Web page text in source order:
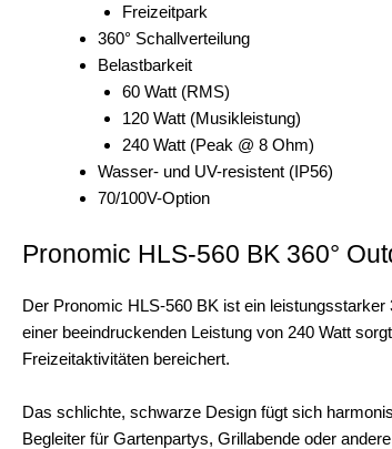
Freizeitpark
360° Schallverteilung
Belastbarkeit
60 Watt (RMS)
120 Watt (Musikleistung)
240 Watt (Peak @ 8 Ohm)
Wasser- und UV-resistent (IP56)
70/100V-Option
Pronomic HLS-560 BK 360°
Der Pronomic HLS-560 BK ist ein
einer beeindruckenden Leistung von 240 Watt
Freizeitaktivitäten bereichert.
Das schlichte, schwarze Design fügt sich
Begleiter für Gartenpartys, Grillabende oder